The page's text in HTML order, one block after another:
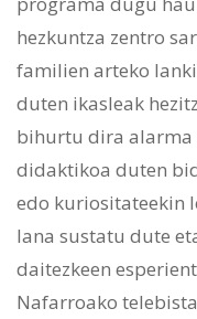
hezkuntza zentro
familien arteko
duten ikasleak
bihurtu dira alarma
didaktikoa duten
edo kuriositateekin
lana sustatu dute
daitezkeen
Nafarroako